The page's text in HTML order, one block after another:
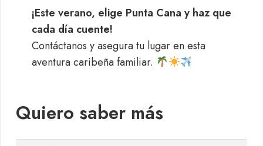
¡Este verano, elige Punta Cana y haz que
cada día cuente!
Contáctanos y asegura tu lugar en esta
aventura caribeña familiar.
Quiero saber más